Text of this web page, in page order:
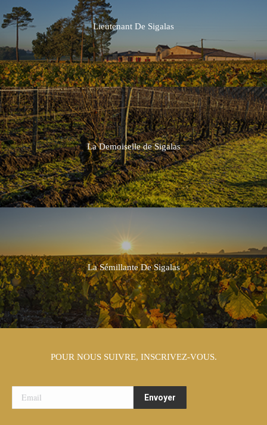
Lieutenant De Sigalas
La Demoiselle de Sigalas
La Sémillante De Sigalas
POUR NOUS SUIVRE, INSCRIVEZ-VOUS.